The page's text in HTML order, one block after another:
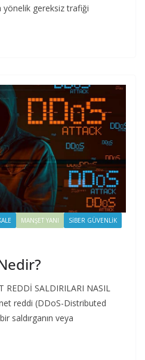
yönelik gereksiz trafiği
MANŞET YANI SIBER GÜVENLIK
REDDİ SALDIRILARI NASIL
reddi (DDoS-Distributed
saldırganın veya